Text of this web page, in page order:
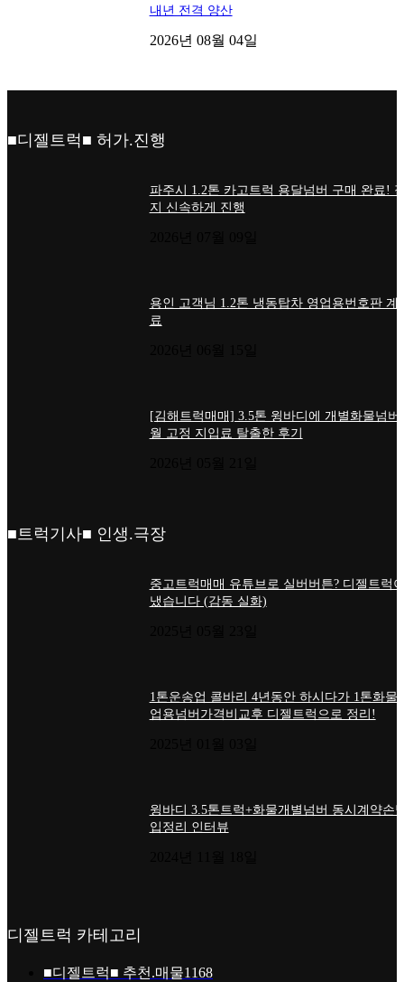
내년 전격 양산
2026년 08월 04일
■디젤트럭■ 허가.진행
파주시 1.2톤 카고트럭 용달넘버 구매 완료!
지 신속하게 진행
용인 고객님 1.2톤 냉동탑차 영업용번호판 계
료
[김해트럭매매] 3.5톤 윙바디에 개별화물넘버
월 고정 지입료 탈출한 후기
■트럭기사■ 인생.극장
중고트럭매매 유튜브로 실버버튼? 디젤트럭
냈습니다 (감동 실화)
1톤운송업 콜바리 4년동안 하시다가 1톤화물
업용넘버가격비교후 디젤트럭으로 정리!
윙바디 3.5톤트럭+화물개별넘버 동시계약손
입정리 인터뷰
디젤트럭 카테고리
■디젤트럭■ 추천.매물1168